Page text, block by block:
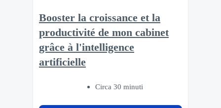
Booster la croissance et la
productivité de mon cabinet
grâce à l'intelligence
artificielle
Circa 30 minuti